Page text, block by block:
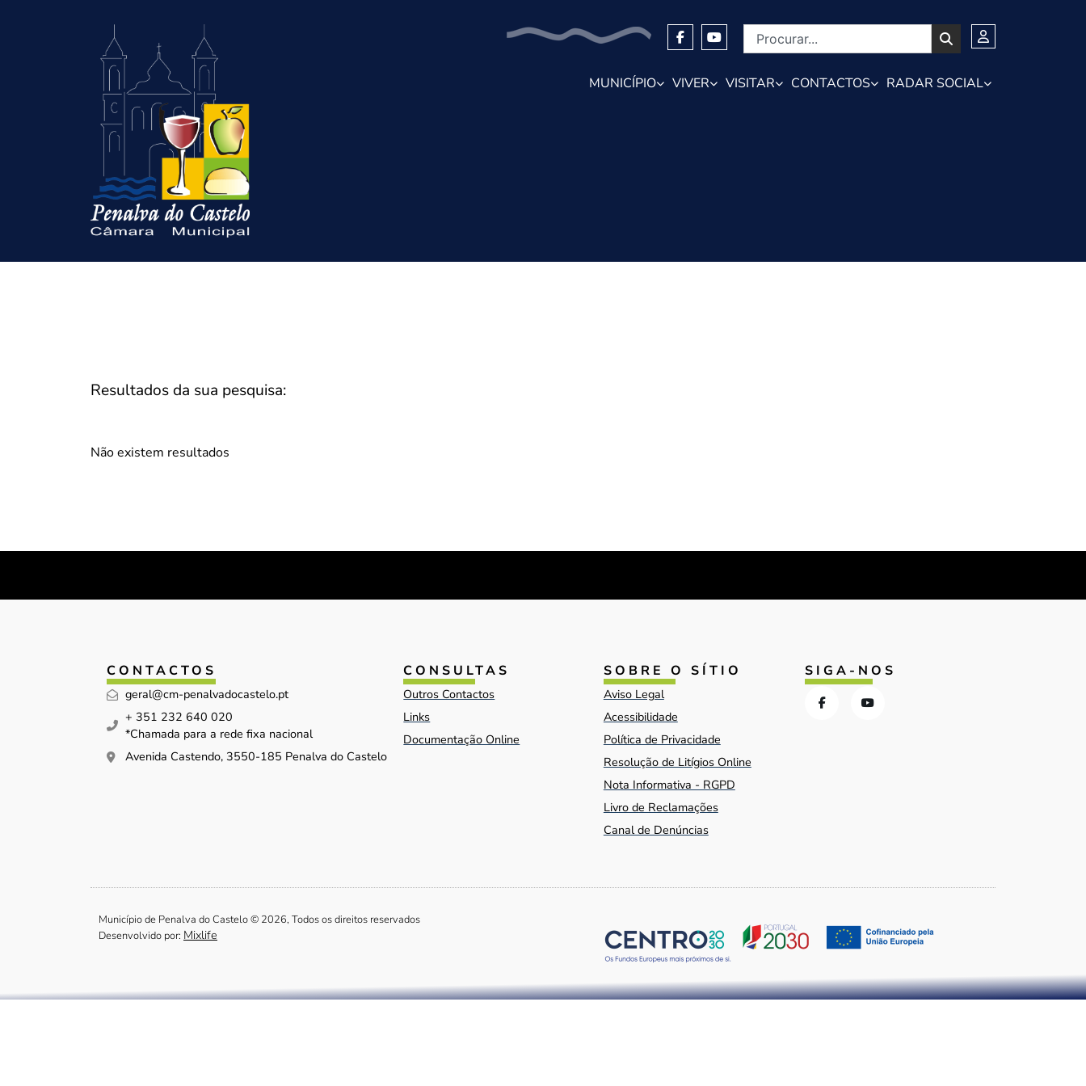
MUNICÍPIO VIVER VISITAR CONTACTOS RADAR SOCIAL
Resultados da sua pesquisa:
Não existem resultados
CONTACTOS
geral@cm-penalvadocastelo.pt
+ 351 232 640 020
*Chamada para a rede fixa nacional
Avenida Castendo, 3550-185 Penalva do Castelo
CONSULTAS
Outros Contactos
Links
Documentação Online
SOBRE O SÍTIO
Aviso Legal
Acessibilidade
Política de Privacidade
Resolução de Litígios Online
Nota Informativa - RGPD
Livro de Reclamações
Canal de Denúncias
SIGA-NOS
Município de Penalva do Castelo © 2026, Todos os direitos reservados
Desenvolvido por: Mixlife